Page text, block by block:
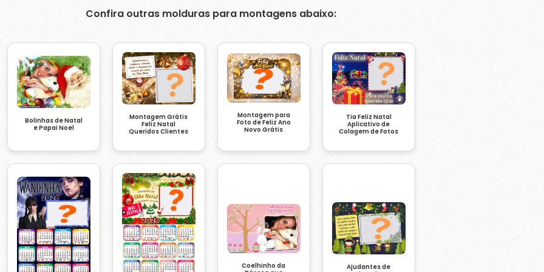
Confira outras molduras para montagens abaixo:
Bolinhas de Natal
e Papai Noel
Montagem Grátis
Feliz Natal
Queridos Clientes
Montagem para
Foto de Feliz Ano
Novo Grátis
Tia Feliz Natal
Aplicativo de
Colagem de Fotos
Coelhinho da
Ajudantes de